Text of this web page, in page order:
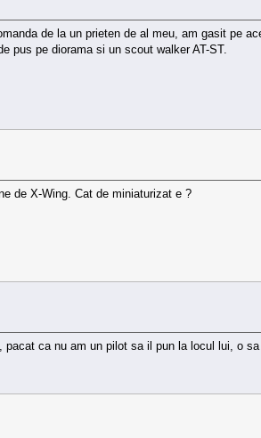
de la un prieten de al meu, am gasit pe
pus pe diorama si un scout walker AT-ST.
de X-Wing. Cat de miniaturizat e ?
ca nu am un pilot sa il pun la locul lui, o